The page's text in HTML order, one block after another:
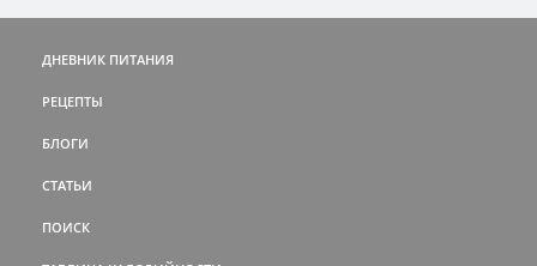
ДНЕВНИК ПИТАНИЯ
РЕЦЕПТЫ
БЛОГИ
СТАТЬИ
ПОИСК